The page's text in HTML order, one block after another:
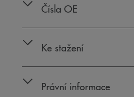
Čísla OE
Ke stažení
Právní informace